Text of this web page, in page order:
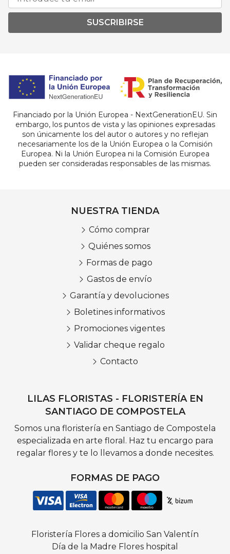
SUSCRIBIRSE
Financiado por la Unión Europea - NextGenerationEU. Sin
embargo, los puntos de vista y las opiniones expresadas
son únicamente los del autor o autores y no reflejan
necesariamente los de la Unión Europea o la Comisión
Europea. Ni la Unión Europea ni la Comisión Europea
pueden ser consideradas responsables de las mismas.
LILAS FLORISTAS - FLORISTERÍA EN
SANTIAGO DE COMPOSTELA
Somos una floristería en Santiago de Compostela
especializada en arte floral. Haz tu encargo para
regalar flores y te lo llevamos a donde necesites.
FORMAS DE PAGO
NUESTRA TIENDA
Cómo comprar
Quiénes somos
Formas de pago
Gastos de envío
Garantía y devoluciones
Boletines informativos
Promociones vigentes
Validar cheque regalo
Contacto
Floristería Flores a domicilio San Valentín
Día de la Madre Flores hospital